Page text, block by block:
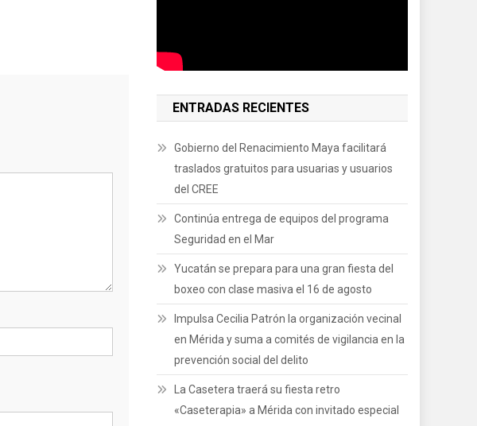
ENTRADAS RECIENTES
Gobierno del Renacimiento Maya facilitará
traslados gratuitos para usuarias y usuarios
del CREE
Continúa entrega de equipos del programa
Seguridad en el Mar
Yucatán se prepara para una gran fiesta del
boxeo con clase masiva el 16 de agosto
Impulsa Cecilia Patrón la organización vecinal
en Mérida y suma a comités de vigilancia en la
prevención social del delito
La Casetera traerá su fiesta retro
«Caseterapia» a Mérida con invitado especial